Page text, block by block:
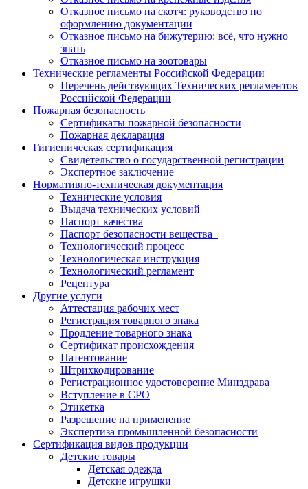
Отказное письмо на скотч: руководство по
оформлению документации
Отказное письмо на бижутерию: всё, что нужно
знать
Отказное письмо на зоотовары
Технические регламенты Российской Федерации
Перечень действующих Технических регламентов
Российской Федерации
Пожарная безопасность
Сертификаты пожарной безопасности
Пожарная декларация
Гигиеническая сертификация
Свидетельство о государственной регистрации
Экспертное заключение
Нормативно-техническая документация
Технические условия
Выдача технических условий
Паспорт качества
Паспорт безопасности вещества
Технологический процесс
Технологическая инструкция
Технологический регламент
Рецептура
Другие услуги
Аттестация рабочих мест
Регистрация товарного знака
Продление товарного знака
Сертификат происхождения
Патентование
Штрихкодирование
Регистрационное удостоверение Минздрава
Вступление в СРО
Этикетка
Разрешение на применение
Экспертиза промышленной безопасности
Сертификация видов продукции
Детские товары
Детская одежда
Детские игрушки